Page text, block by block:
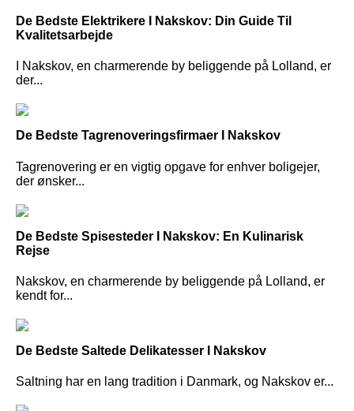
De Bedste Elektrikere I Nakskov: Din Guide Til
Kvalitetsarbejde
I Nakskov, en charmerende by beliggende på Lolland, er
der...
De Bedste Tagrenoveringsfirmaer I Nakskov
Tagrenovering er en vigtig opgave for enhver boligejer,
der ønsker...
De Bedste Spisesteder I Nakskov: En Kulinarisk
Rejse
Nakskov, en charmerende by beliggende på Lolland, er
kendt for...
De Bedste Saltede Delikatesser I Nakskov
Saltning har en lang tradition i Danmark, og Nakskov er...